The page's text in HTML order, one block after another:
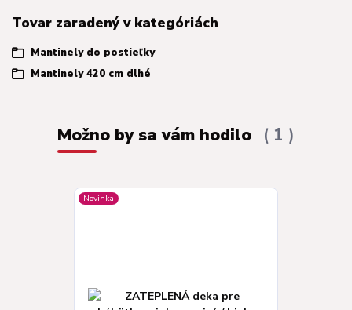
Tovar zaradený v kategóriách
Mantinely do postieľky
Mantinely 420 cm dlhé
Možno by sa vám hodilo 1
Novinka